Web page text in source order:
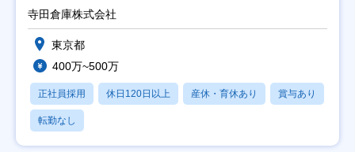
寺田倉庫株式会社
東京都
400万~500万
正社員採用 休日120日以上 産休・育休あり 賞与あり
転勤なし